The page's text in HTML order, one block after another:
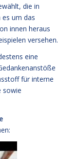
die in
um das
innen heraus
versehen.
eine
für interne
sowie